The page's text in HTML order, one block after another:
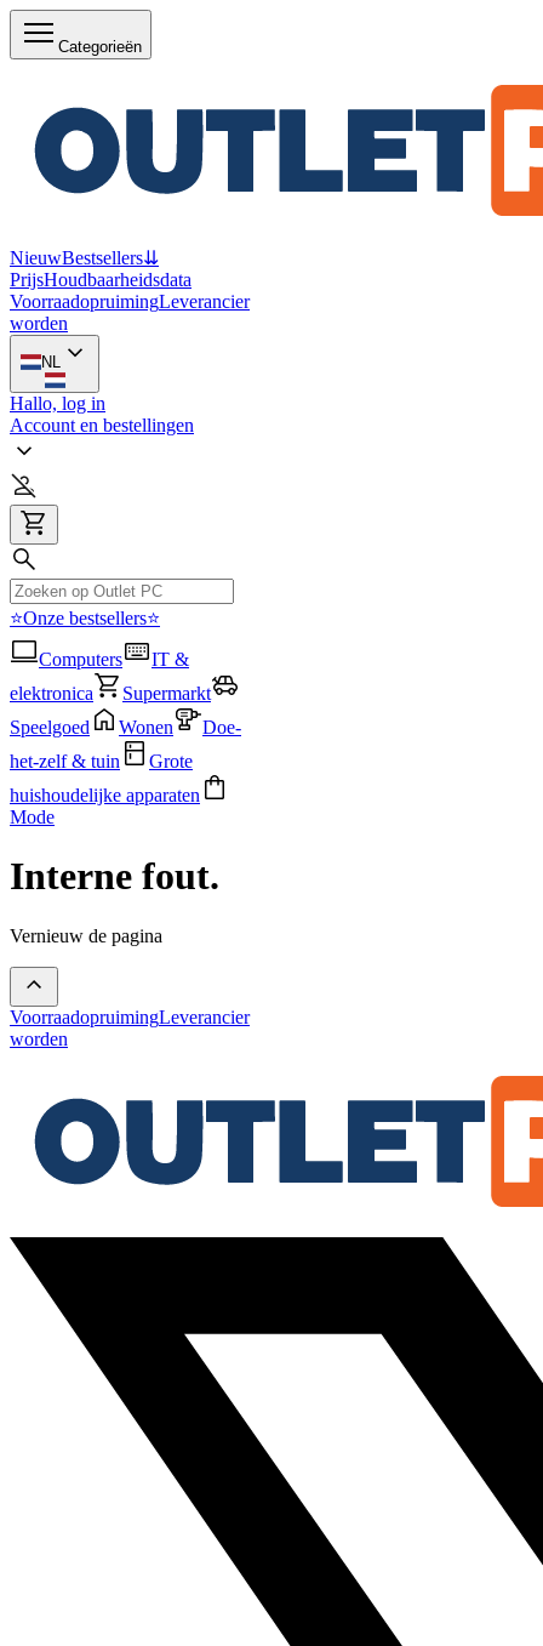
Categorieën
NieuwBestsellers⇊
PrijsHoudbaarheidsdata
VoorraadopruimingLeverancier
worden
NL
Hallo, log in
Account en bestellingen
⭐Onze bestsellers⭐
Computers
IT &
elektronica
Supermarkt
Speelgoed
Wonen
Doe-
het-zelf & tuin
Grote
huishoudelijke apparaten
Mode
Interne fout.
Vernieuw de pagina
VoorraadopruimingLeverancier
worden